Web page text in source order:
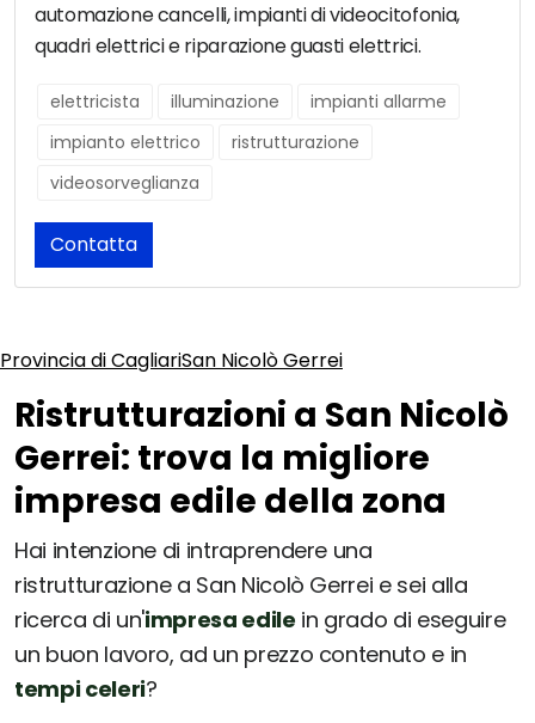
automazione cancelli, impianti di videocitofonia,
quadri elettrici e riparazione guasti elettrici.
elettricista illuminazione
impianti allarme
impianto elettrico
ristrutturazione
videosorveglianza
Contatta
Provincia di CagliariSan Nicolò Gerrei
Ristrutturazioni a San Nicolò
Gerrei: trova la migliore
impresa edile della zona
Hai intenzione di intraprendere una
ristrutturazione a San Nicolò Gerrei e sei alla
ricerca di un'impresa edile in grado di eseguire
un buon lavoro, ad un prezzo contenuto e in
tempi celeri?